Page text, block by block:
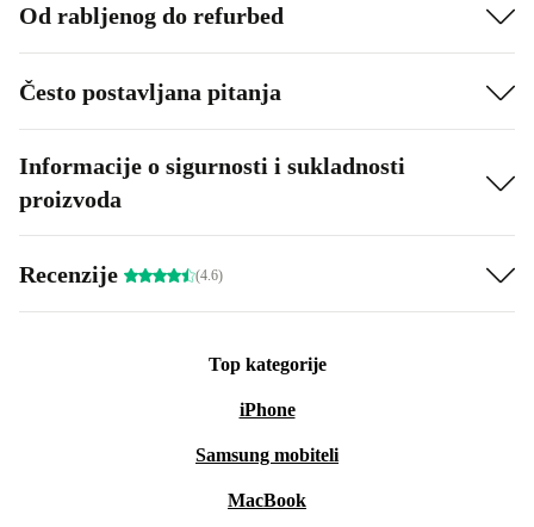
Od rabljenog do refurbed
Često postavljana pitanja
Informacije o sigurnosti i sukladnosti
proizvoda
Recenzije (4.6)
Top kategorije
iPhone
Samsung mobiteli
MacBook